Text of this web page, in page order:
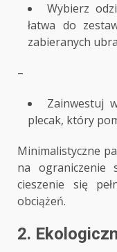
Wybierz
łatwa do
zabieranych
–
Zainwestuj
plecak, który
Minimalistyczne
na ograniczenie
cieszenie się
obciążeń.
2.